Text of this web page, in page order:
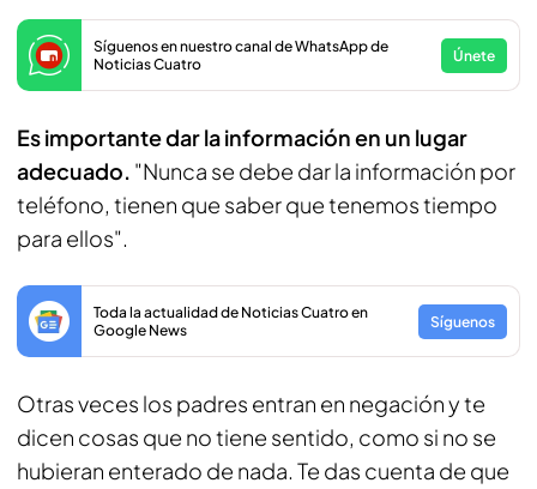
Síguenos en nuestro canal de WhatsApp de
Noticias Cuatro
Únete
Es importante dar la información en un lugar
adecuado. "Nunca se debe dar la información por
teléfono, tienen que saber que tenemos tiempo
para ellos".
Toda la actualidad de Noticias Cuatro en
Google News
Síguenos
Otras veces los padres entran en negación y te
dicen cosas que no tiene sentido, como si no se
hubieran enterado de nada. Te das cuenta de que